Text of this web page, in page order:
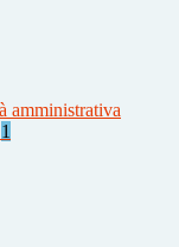
amministrativa
1